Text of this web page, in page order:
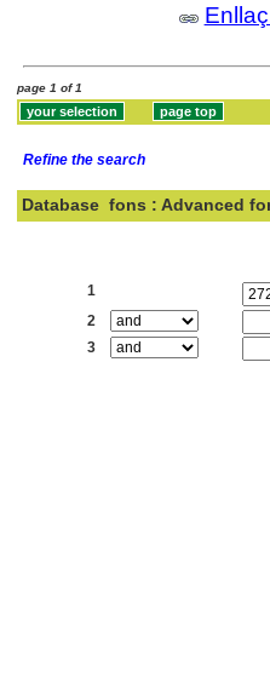
page 1 of 1
Refine the search
Database fons : Advanced
1
2
3